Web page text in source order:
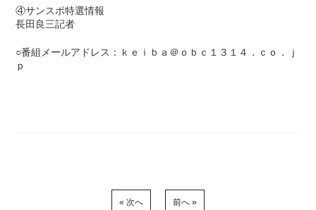
④サンスポ特選情報
長田良三記者
○番組メールアドレス：ｋｅｉｂａ＠ｏｂｃ１３１４．ｃｏ．ｊ
ｐ
« 次へ 前へ »